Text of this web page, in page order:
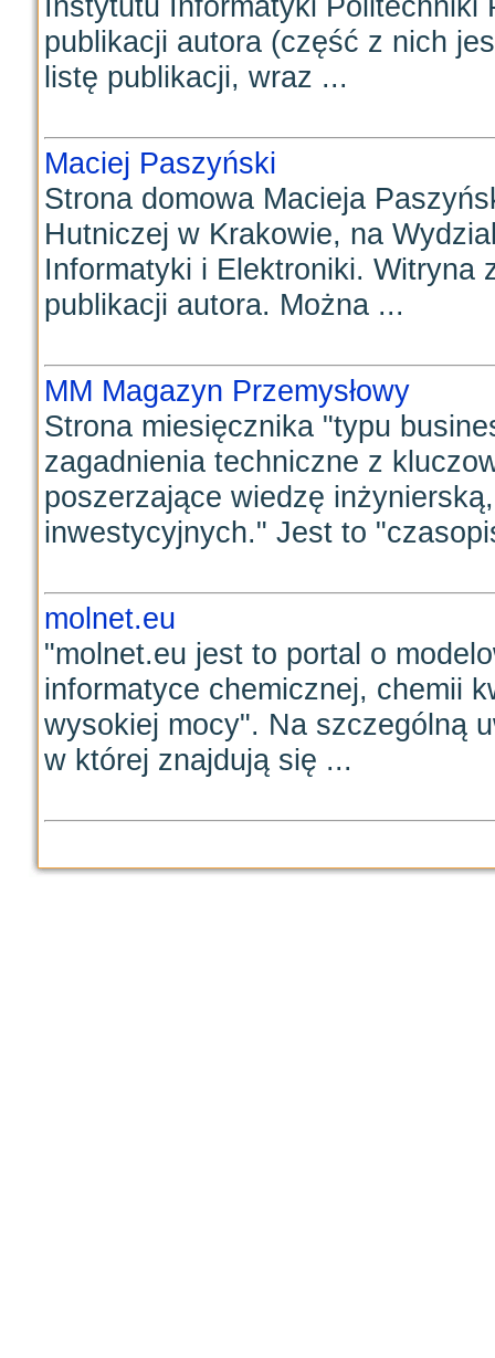
publikacji autora (część z nich
listę publikacji, wraz ...
Maciej Paszyński
Strona domowa Macieja
Hutniczej w Krakowie, na
Informatyki i Elektroniki. Witryna
publikacji autora. Można ...
MM Magazyn Przemysłowy
Strona miesięcznika "typu
zagadnienia techniczne z
poszerzające wiedzę
inwestycyjnych." Jest to
molnet.eu
"molnet.eu jest to portal o
informatyce chemicznej, chemii
wysokiej mocy". Na szczególną
w której znajdują się ...